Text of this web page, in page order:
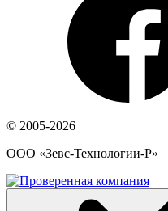
© 2005-2026
ООО «Зевс-Технологии-Р»